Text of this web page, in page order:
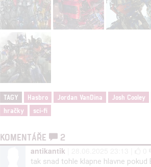
TAGY Hasbro Jordan VanDina Josh Cooley
hračky
sci-fi
KOMENTÁŘE
2
antikantik
tak snad tohle klapne hlavne
služeb